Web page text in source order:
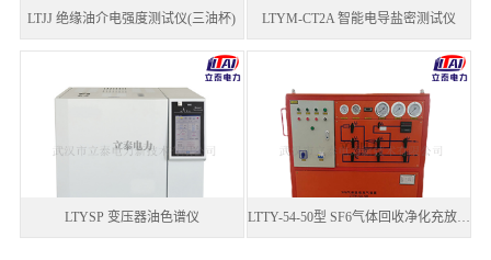
LTJJ 绝缘油介电强度测试仪(三油杯) LTYM-CT2A 智能电导盐密测试仪
LTYSP 变压器油色谱仪